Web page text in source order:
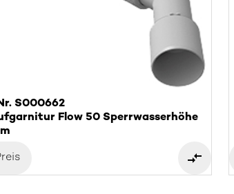
S000662
Flow 50 Sperrwasserhöhe